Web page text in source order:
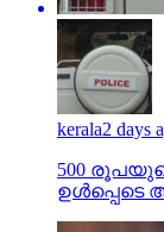
kerala2 days
500
ഉള്‍പ്പെടെ